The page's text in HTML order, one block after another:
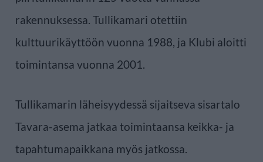
rakennuksessa. Tullikamari otettiin
kulttuurikäyttöön vuonna 1988, ja Klubi aloitti
toimintansa vuonna 2001.
Tullikamarin läheisyydessä sijaitseva sisartalo
Tavara-asema jatkaa toimintaansa keikka- ja
tapahtumapaikkana myös jatkossa.